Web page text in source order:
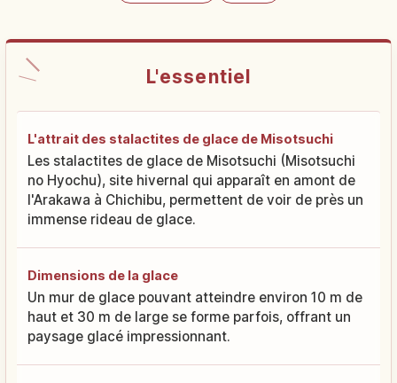
L'essentiel
L'attrait des stalactites de glace de Misotsuchi
Les stalactites de glace de Misotsuchi (Misotsuchi
no Hyochu), site hivernal qui apparaît en amont de
l'Arakawa à Chichibu, permettent de voir de près un
immense rideau de glace.
Dimensions de la glace
Un mur de glace pouvant atteindre environ 10 m de
haut et 30 m de large se forme parfois, offrant un
paysage glacé impressionnant.